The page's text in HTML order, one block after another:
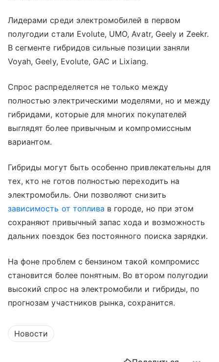
Лидерами среди электромобилей в первом
полугодии стали Evolute, UMO, Avatr, Geely и Zeekr.
В сегменте гибридов сильные позиции заняли
Voyah, Geely, Evolute, GAC и Lixiang.
Спрос распределяется не только между
полностью электрическими моделями, но и между
гибридами, которые для многих покупателей
выглядят более привычным и компромиссным
вариантом.
Гибриды могут быть особенно привлекательны для
тех, кто не готов полностью переходить на
электромобиль. Они позволяют снизить
зависимость от топлива в городе, но при этом
сохраняют привычный запас хода и возможность
дальних поездок без постоянного поиска зарядки.
На фоне проблем с бензином такой компромисс
становится более понятным. Во втором полугодии
высокий спрос на электромобили и гибриды, по
прогнозам участников рынка, сохранится.
Новости